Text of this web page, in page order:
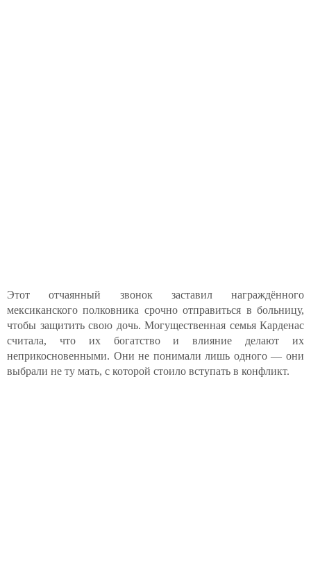
Этот отчаянный звонок заставил награждённого
мексиканского полковника срочно отправиться в больницу,
чтобы защитить свою дочь. Могущественная семья Карденас
считала, что их богатство и влияние делают их
неприкосновенными. Они не понимали лишь одного — они
выбрали не ту мать, с которой стоило вступать в конфликт.